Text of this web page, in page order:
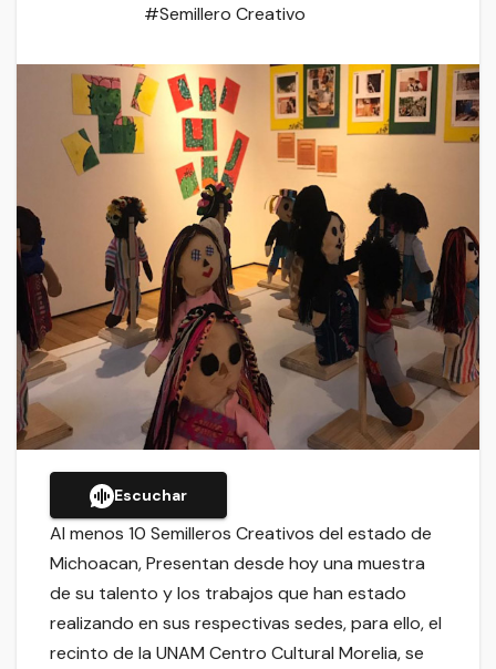
#Semillero Creativo
Escuchar
Al menos 10 Semilleros Creativos del estado de
Michoacan, Presentan desde hoy una muestra
de su talento y los trabajos que han estado
realizando en sus respectivas sedes, para ello, el
recinto de la UNAM Centro Cultural Morelia, se